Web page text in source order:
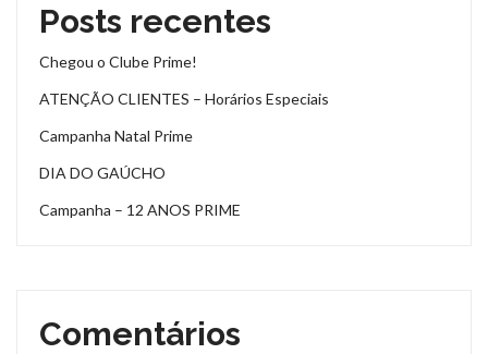
Posts recentes
Chegou o Clube Prime!
ATENÇÃO CLIENTES – Horários Especiais
Campanha Natal Prime
DIA DO GAÚCHO
Campanha – 12 ANOS PRIME
Comentários